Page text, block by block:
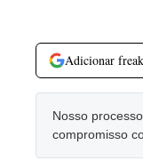
Adicionar
Nosso
compromisso